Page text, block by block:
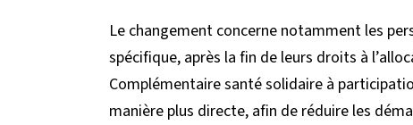
Le changement concerne notamment les
spécifique, après la fin de leurs droits à
Complémentaire santé solidaire à
manière plus directe, afin de réduire les